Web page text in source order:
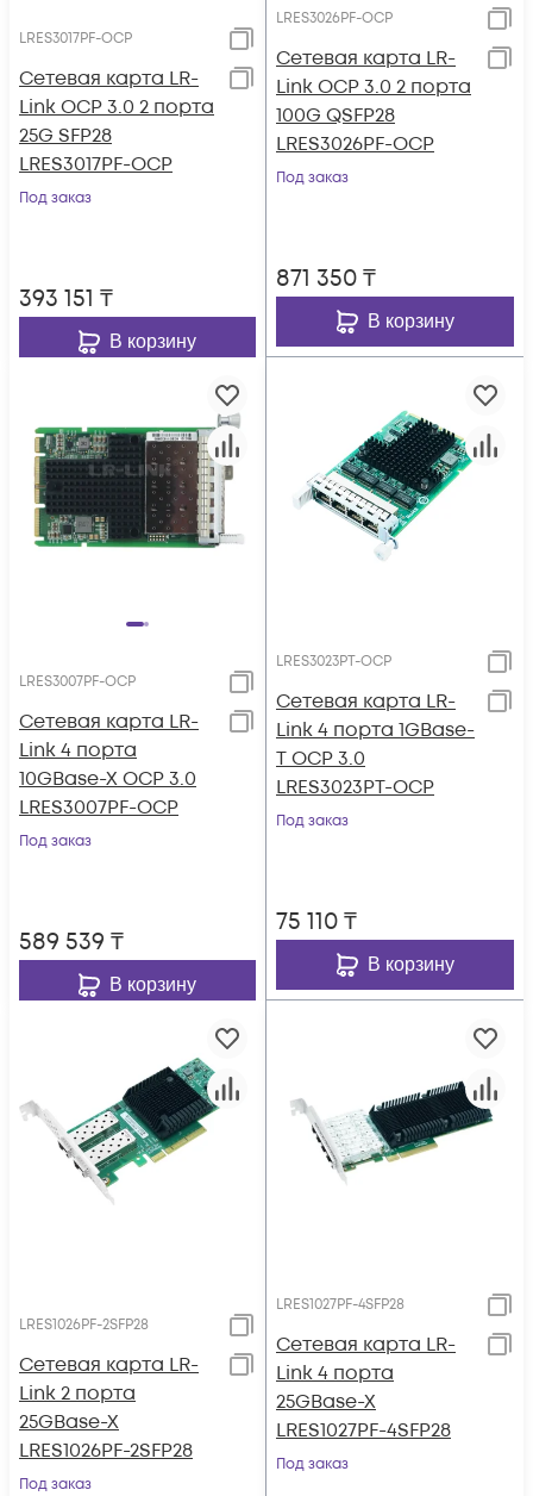
LRES3017PF-OCP
Сетевая карта LR-
Link OCP 3.0 2 порта
25G SFP28
LRES3017PF-OCP
Под заказ
393 151 ₸
В корзину
LRES3026PF-OCP
Сетевая карта LR-
Link OCP 3.0 2 порта
100G QSFP28
LRES3026PF-OCP
Под заказ
871 350₸
В корзину
LRES3007PF-OCP
Сетевая карта LR-
Link 4 порта
10GBase-X OCP 3.0
LRES3007PF-OCP
Под заказ
589 539 ₸
В корзину
LRES3023PT-OCP
Сетевая карта LR-
Link 4 порта 1GBase-
T OCP 3.0
LRES3023PT-OCP
Под заказ
75 110₸
В корзину
LRES1026PF-2SFP28
Сетевая карта LR-
Link 2 порта
25GBase-X
LRES1026PF-2SFP28
Под заказ
LRES1027PF-4SFP28
Сетевая карта LR-
Link 4 порта
25GBase-X
LRES1027PF-4SFP28
Под заказ